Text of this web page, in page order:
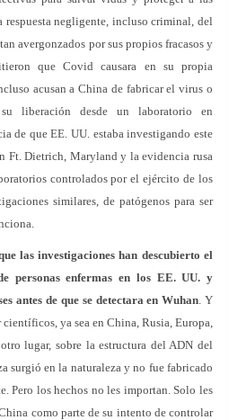
respuesta negligente, incluso criminal, del
avergonzados por sus propios fracasos y
que Covid causara en su propia
acusan a China de fabricar el virus o
liberación desde un laboratorio en
de que EE. UU. estaba investigando este
Ft. Dietrich, Maryland y la evidencia rusa
controlados por el ejército de los
similares, de patógenos para ser
las investigaciones han descubierto el
personas enfermas en los EE. UU. y
antes de que se detectara en Wuhan. Y
ya sea en China, Rusia, Europa,
lugar, sobre la estructura del ADN del
surgió en la naturaleza y no fue fabricado
Pero los hechos no les importan. Solo les
como parte de su intento de controlar